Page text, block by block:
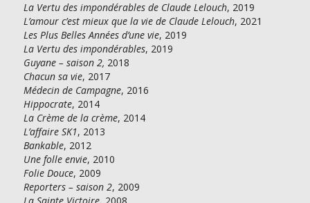
La Vertu des impondérables de Claude Lelouch, 2019
L’amour c’est mieux que la vie de Claude Lelouch, 2021
Les Plus Belles Années d’une vie, 2019
La Vertu des impondérables, 2019
Guyane – saison 2, 2018
Chacun sa vie, 2017
Médecin de Campagne, 2016
Hippocrate, 2014
La Crème de la crème, 2014
L’affaire SK1, 2013
Bankable, 2012
Une folle envie, 2010
Folie Douce, 2009
Reporters – saison 2, 2009